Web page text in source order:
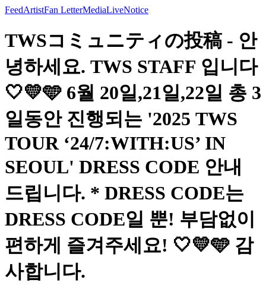
FeedArtistFan LetterMediaLiveNotice
TWSコミュニティの投稿 - 안
녕하세요. TWS STAFF 입니다
🤍💛🩵 6월 20일,21일,22일 총 3
일동안 진행되는 '2025 TWS
TOUR ‘24/7:WITH:US’ IN
SEOUL' DRESS CODE 안내
드립니다. * DRESS CODE는
DRESS CODE일 뿐! 부담없이
편하게 즐겨주세요! 🤍💛🩵 감
사합니다.